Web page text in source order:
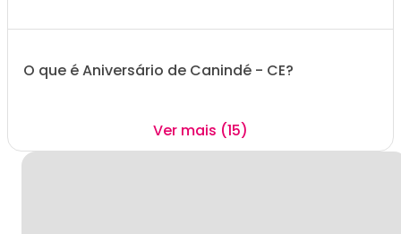
O que é Aniversário de Canindé - CE?
Ver mais (15)